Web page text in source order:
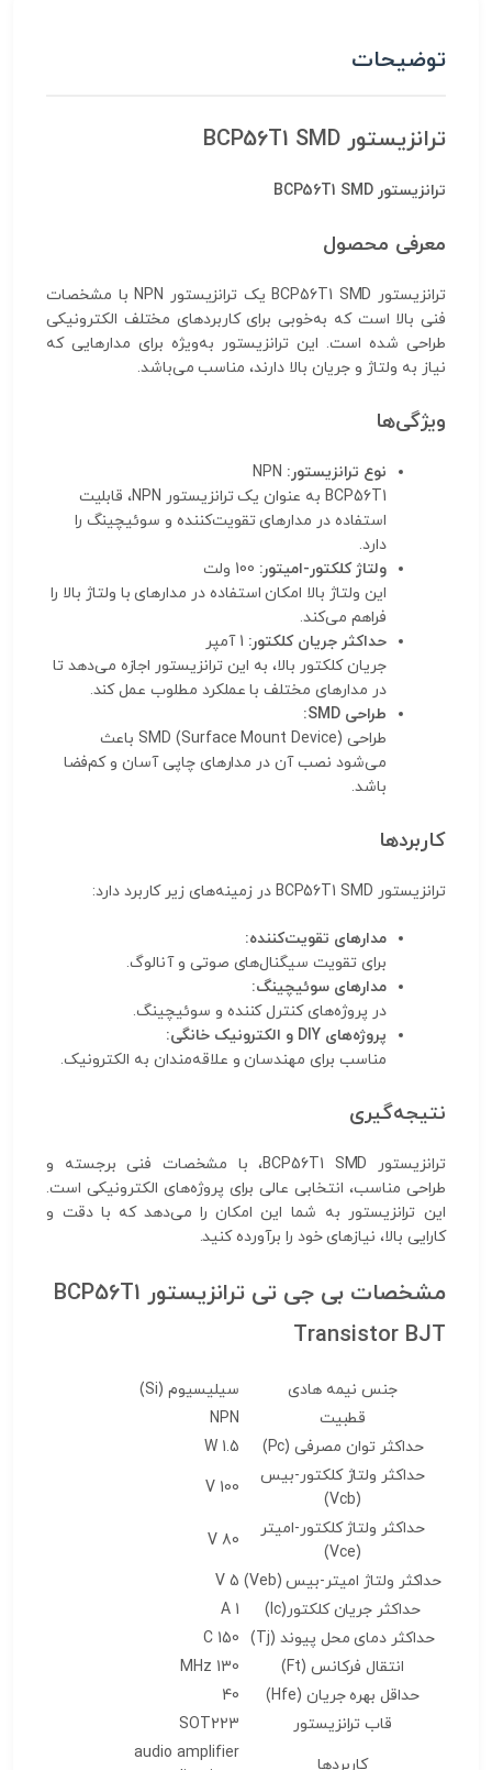
توضیحات
ترانزیستور BCP56T1 SMD
ترانزیستور BCP56T1 SMD
معرفی محصول
ترانزیستور BCP56T1 SMD یک ترانزیستور NPN با مشخصات
فنی بالا است که به‌خوبی برای کاربردهای مختلف الکترونیکی
طراحی شده است. این ترانزیستور به‌ویژه برای مدارهایی که
نیاز به ولتاژ و جریان بالا دارند، مناسب می‌باشد.
ویژگی‌ها
نوع ترانزیستور:
BCP56T1 به عنوان یک ترانزیستور NPN، قابلیت
استفاده در مدارهای تقویت‌کننده و سوئیچینگ را
دارد.
ولتاژ کلکتور-امیتور:
این ولتاژ بالا امکان استفاده در مدارهای با ولتاژ بالا را
فراهم می‌کند.
حداکثر جریان کلکتور:
جریان کلکتور بالا، به این ترانزیستور اجازه می‌دهد تا
در مدارهای مختلف با عملکرد مطلوب عمل کند.
طراحی SMD:
طراحی SMD (Surface Mount Device) باعث
می‌شود نصب آن در مدارهای چاپی آسان و کم‌فضا
باشد.
کاربردها
ترانزیستور BCP56T1 SMD در زمینه‌های زیر کاربرد دارد:
مدارهای تقویت‌کننده:
برای تقویت سیگنال‌های صوتی و آنالوگ.
مدارهای سوئیچینگ:
در پروژه‌های کنترل کننده و سوئیچینگ.
پروژه‌های DIY و الکترونیک خانگی:
مناسب برای مهندسان و علاقه‌مندان به الکترونیک.
نتیجه‌گیری
ترانزیستور BCP56T1 SMD، با مشخصات فنی برجسته و
طراحی مناسب، انتخابی عالی برای پروژه‌های الکترونیکی است.
این ترانزیستور به شما این امکان را می‌دهد که با دقت و
کارایی بالا، نیازهای خود را برآورده کنید.
مشخصات بی جی تی ترانزیستور BCP56T1
Transistor BJT
جنس نیمه هادی
سیلیسیوم (Si)
قطبیت
NPN
حداکثر توان مصرفی (Pc)
1.5 W
حداکثر ولتاژ کلکتور-بیس
(Vcb)
100 V
حداکثر ولتاژ کلکتور-امیتر
(Vce)
80 V
حداکثر ولتاژ امیتر-بیس (Veb)
5 V
حداکثر جریان کلکتور(Ic)
1 A
حداکثر دمای محل پیوند (Tj)
150 C
انتقال فرکانس (Ft)
130 MHz
حداقل بهره جریان (Hfe)
40
قاب ترانزیستور
SOT223
کاربردها
audio amplifier